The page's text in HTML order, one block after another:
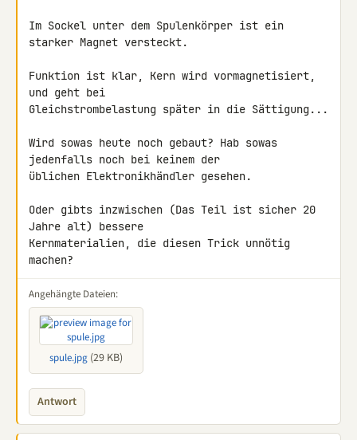
Im Sockel unter dem Spulenkörper ist ein
starker Magnet versteckt.
Funktion ist klar, Kern wird vormagnetisiert,
und geht bei
Gleichstrombelastung später in die Sättigung...
Wird sowas heute noch gebaut? Hab sowas
jedenfalls noch bei keinem der
üblichen Elektronikhändler gesehen.
Oder gibts inzwischen (Das Teil ist sicher 20
Jahre alt) bessere
Kernmaterialien, die diesen Trick unnötig
machen?
Angehängte Dateien:
spule.jpg (29 KB)
Antwort